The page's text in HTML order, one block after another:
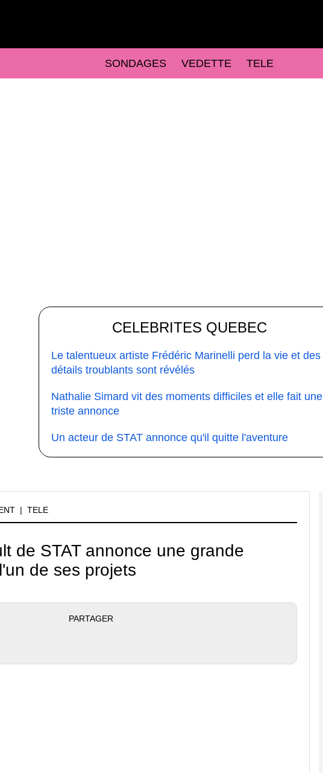
SONDAGES VEDETTE TELE
CELEBRITES QUEBEC
Le talentueux artiste Frédéric Marinelli perd la vie et des
détails troublants sont révélés
Nathalie Simard vit des moments difficiles et elle fait une
triste annonce
Un acteur de STAT annonce qu'il quitte l'aventure
| TELE
de STAT annonce une grande
de ses projets
PARTAGER